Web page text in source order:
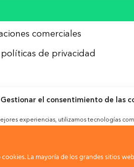
Gestionar el consentimiento de las
experiencias, utilizamos tecnologías
a ciertas características y funciones.
comerciales
de privacidad
La mayoría de los grandes sitios